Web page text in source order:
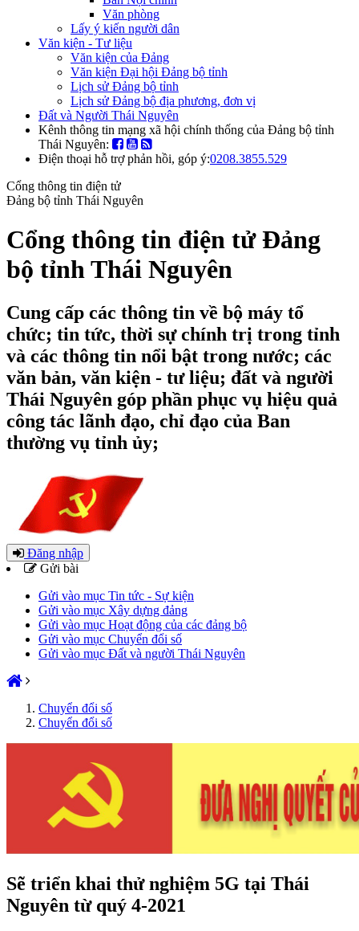
Văn phòng
Lấy ý kiến người dân
Văn kiện - Tư liệu
Văn kiện của Đảng
Văn kiện Đại hội Đảng bộ tỉnh
Lịch sử Đảng bộ tỉnh
Lịch sử Đảng bộ địa phương, đơn vị
Đất và Người Thái Nguyên
Kênh thông tin mạng xã hội chính thống của Đảng bộ tỉnh
Thái Nguyên:
Điện thoại hỗ trợ phản hồi, góp ý:0208.3855.529
Cổng thông tin điện tử
Đảng bộ tỉnh Thái Nguyên
Cổng thông tin điện tử Đảng
bộ tỉnh Thái Nguyên
Cung cấp các thông tin về bộ máy tổ
chức; tin tức, thời sự chính trị trong tỉnh
và các thông tin nổi bật trong nước; các
văn bản, văn kiện - tư liệu; đất và người
Thái Nguyên góp phần phục vụ hiệu quả
công tác lãnh đạo, chỉ đạo của Ban
thường vụ tỉnh ủy;
Đăng nhập
Gửi bài
Gửi vào mục Tin tức - Sự kiện
Gửi vào mục Xây dựng đảng
Gửi vào mục Hoạt động của các đảng bộ
Gửi vào mục Chuyển đổi số
Gửi vào mục Đất và người Thái Nguyên
Chuyển đổi số
Chuyển đổi số
Sẽ triển khai thử nghiệm 5G tại Thái
Nguyên từ quý 4-2021